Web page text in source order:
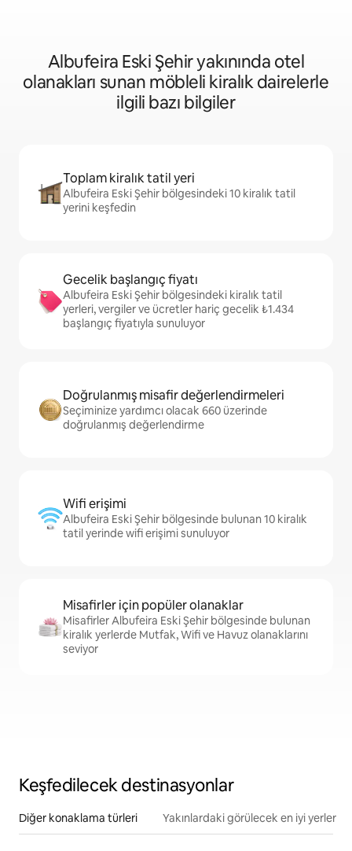
Albufeira Eski Şehir yakınında otel
olanakları sunan möbleli kiralık dairelerle
ilgili bazı bilgiler
Toplam kiralık tatil yeri
Albufeira Eski Şehir bölgesindeki 10 kiralık tatil
yerini keşfedin
Gecelik başlangıç fiyatı
Albufeira Eski Şehir bölgesindeki kiralık tatil
yerleri, vergiler ve ücretler hariç gecelik ₺1.434
başlangıç fiyatıyla sunuluyor
Doğrulanmış misafir değerlendirmeleri
Seçiminize yardımcı olacak 660 üzerinde
doğrulanmış değerlendirme
Wifi erişimi
Albufeira Eski Şehir bölgesinde bulunan 10 kiralık
tatil yerinde wifi erişimi sunuluyor
Misafirler için popüler olanaklar
Misafirler Albufeira Eski Şehir bölgesinde bulunan
kiralık yerlerde Mutfak, Wifi ve Havuz olanaklarını
seviyor
Keşfedilecek destinasyonlar
Diğer konaklama türleri Yakınlardaki görülecek en iyi yerler